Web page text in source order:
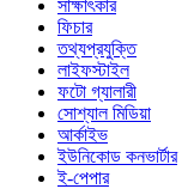
সাক্ষাৎকার
ফিচার
তথ্যপ্রযুক্তি
লাইফস্টাইল
ফটো গ্যালারী
সোশ্যাল মিডিয়া
আর্কাইভ
ইউনিকোড কনভার্টার
ই-পেপার